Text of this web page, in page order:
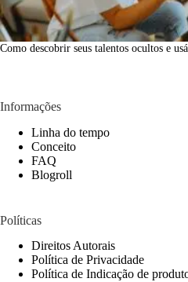
Como descobrir seus talentos ocultos e
Informações
Linha do tempo
Conceito
FAQ
Blogroll
Políticas
Direitos Autorais
Política de Privacidade
Política de Indicação de